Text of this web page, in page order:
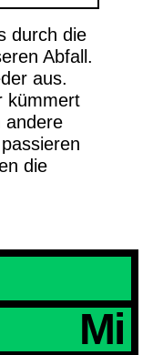
durch die
Abfall.
aus.
kümmert
andere
die
Mi